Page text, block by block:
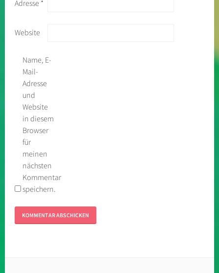
Adresse *
Website
Name, E-
Mail-
Adresse
und
Website
in diesem
Browser
für
meinen
nächsten
Kommentar
speichern.